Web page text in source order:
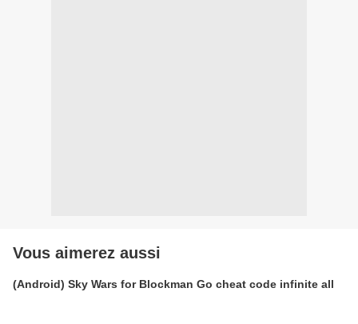
Vous aimerez aussi
(Android) Sky Wars for Blockman Go cheat code infinite all